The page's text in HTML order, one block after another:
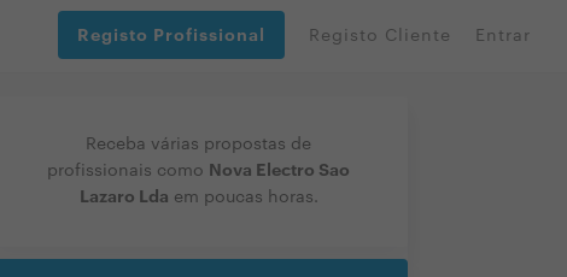
Registo Profissional Registo Cliente Entrar
Receba várias propostas de
profissionais como Nova Electro Sao
Lazaro Lda em poucas horas.